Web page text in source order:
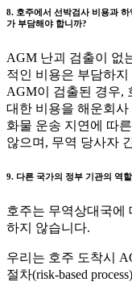
8. 호주에서 선박검사 비용과
가 부담해야 합니까?
AGM 난괴 검출이 없
적인 비용은 부담하지
AGM이 검출된 경우,
대한 비용을 해운회
화물 운송 지연에 따
않으며, 무역 당사자
9. 다른 국가의 정부 기관의 역
호주는 무역상대국에
하지 않습니다.
우리는 호주 도착시
절차(risk-based